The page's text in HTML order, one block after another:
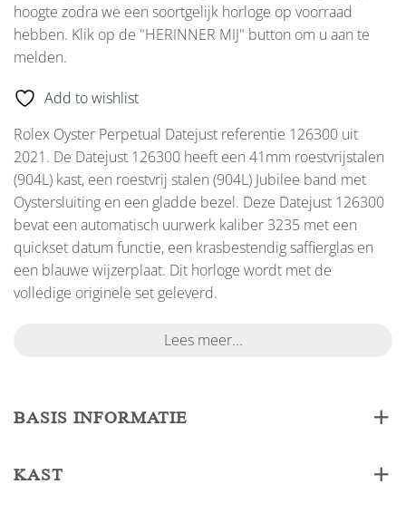
hoogte zodra we een soortgelijk horloge op voorraad
hebben. Klik op de "HERINNER MIJ" button om u aan te
melden.
Add to wishlist
Rolex Oyster Perpetual Datejust referentie 126300 uit
2021. De Datejust 126300 heeft een 41mm roestvrijstalen
(904L) kast, een roestvrij stalen (904L) Jubilee band met
Oystersluiting en een gladde bezel. Deze Datejust 126300
bevat een automatisch uurwerk kaliber 3235 met een
quickset datum functie, een krasbestendig saffierglas en
een blauwe wijzerplaat. Dit horloge wordt met de
volledige originele set geleverd.
Lees meer...
BASIS INFORMATIE
KAST